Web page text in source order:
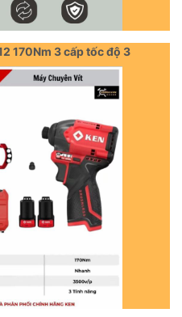
170Nm 3 cấp tốc độ 3